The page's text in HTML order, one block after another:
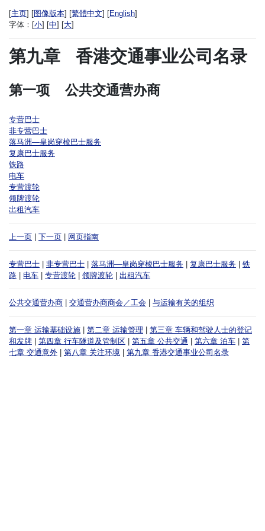
[主页] [图像版本] [繁體中文] [English]
字体： [小] [中] [大]
第九章 香港交通事业公司名录
第一项 公共交通营办商
专营巴士
非专营巴士
落马洲—皇岗穿梭巴士服务
复康巴士服务
铁路
电车
专营渡轮
领牌渡轮
出租汽车
上一页 下一页 网页指南
专营巴士 非专营巴士 落马洲—皇岗穿梭巴士服务 复康巴士服务
铁
路
电车 专营渡轮 领牌渡轮 出租汽车
公共交通营办商 交通营办商商会／工会 与运输有关的组织
第一章 运输基础设施 第二章 运输管理
第三章 车辆和驾驶人士的登记
和发牌
第四章 行车隧道及管制区 第五章 公共交通 第六章 泊车
第
七章 交通意外
第八章 关注环境 第九章 香港交通事业公司名录